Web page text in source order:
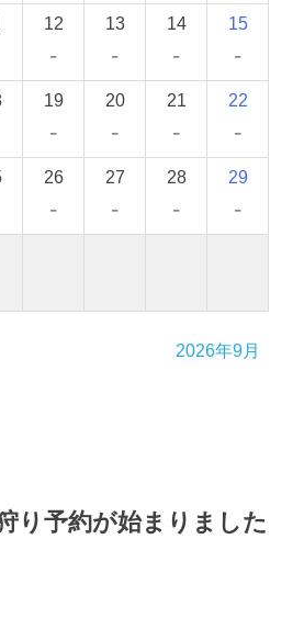
12
-
13
-
14
-
15
-
19
-
20
-
21
-
22
-
26
-
27
-
28
-
29
-
2026年9月
り予約が始まりました